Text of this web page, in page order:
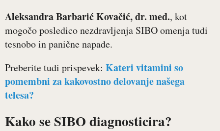
Aleksandra Barbarić Kovačić, dr. med., kot
mogočo posledico nezdravljenja SIBO omenja tudi
tesnobo in panične napade.
Preberite tudi prispevek: Kateri vitamini so
pomembni za kakovostno delovanje našega
telesa?
Kako se SIBO diagnosticira?